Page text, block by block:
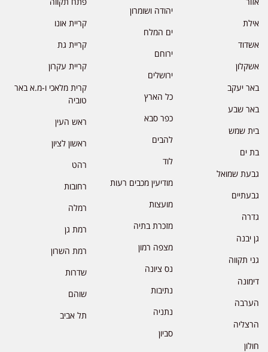
אילת
אשדוד
אשקלון
באר יעקב
באר שבע
בית שמש
בת ים
גבעת שמואל
גבעתיים
גדרה
גן יבנה
גני תקווה
דימונה
הערבה
הרצליה
חולון
יהודה ושומרון
ים המלח
ירוחם
ירושלים
כל הארץ
כפר סבא
להבים
לוד
מודיעין מכבים רעות
מועצות
מזכרת בתיה
מצפה רמון
נס ציונה
נתיבות
נתניה
סביון
קריית אונו
קריית גת
קריית עקרון
קרית מלאכי ו-מ.א באר
טוביה
ראש העין
ראשון לציון
רהט
רחובות
רמלה
רמת גן
רמת השרון
שדרות
שוהם
תל אביב